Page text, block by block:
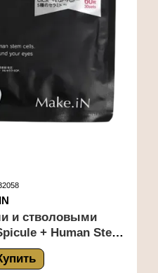
и стволовыми
+ Human Stem
шт